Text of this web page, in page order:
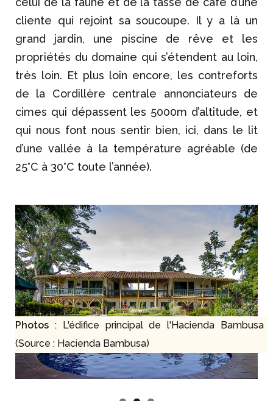
cliente qui rejoint sa soucoupe. Il y a là un
grand jardin, une piscine de rêve et les
propriétés du domaine qui s’étendent au loin,
très loin. Et plus loin encore, les contreforts
de la Cordillère centrale annonciateurs de
cimes qui dépassent les 5000m d’altitude, et
qui nous font nous sentir bien, ici, dans le lit
d’une vallée à la température agréable (de
25°C à 30°C toute l’année).
Photos : L'édifice principal de l'Hacienda Bambusa
(Source : Hacienda Bambusa)